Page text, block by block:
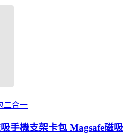
二合一
手機支架卡包 Magsafe磁吸